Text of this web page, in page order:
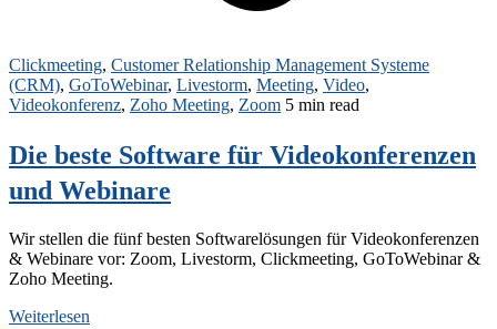
Clickmeeting, Customer Relationship Management Systeme
(CRM), GoToWebinar, Livestorm, Meeting, Video,
Videokonferenz, Zoho Meeting, Zoom 5 min read
Die beste Software für Videokonferenzen
und Webinare
Wir stellen die fünf besten Softwarelösungen für Videokonferenzen
& Webinare vor: Zoom, Livestorm, Clickmeeting, GoToWebinar &
Zoho Meeting.
Weiterlesen